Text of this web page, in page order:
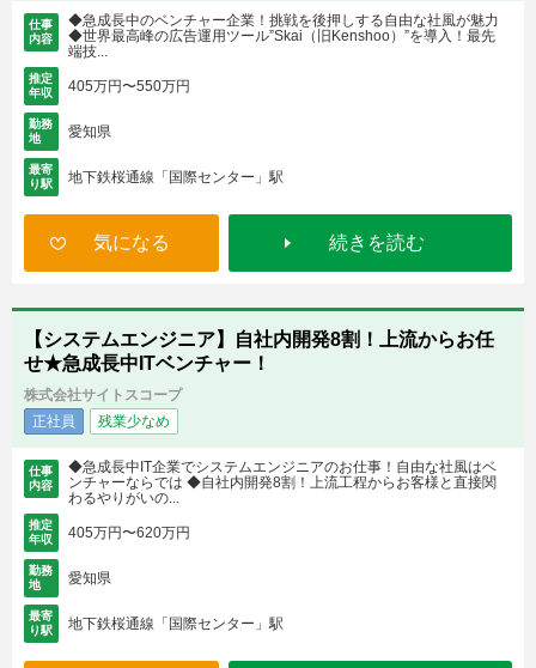
仕事
内容
◆急成長中のベンチャー企業！挑戦を後押しする自由な社風が魅力
◆世界最高峰の広告運用ツール”Skai（旧Kenshoo）”を導入！最先
端技...
推定
年収
405万円〜550万円
勤務
地
愛知県
最寄
り駅
地下鉄桜通線「国際センター」駅
気になる 続きを読む
【システムエンジニア】自社内開発8割！上流からお任
せ★急成長中ITベンチャー！
株式会社サイトスコープ
正社員
残業少なめ
仕事
内容
◆急成長中IT企業でシステムエンジニアのお仕事！自由な社風はベ
ンチャーならでは ◆自社内開発8割！上流工程からお客様と直接関
わるやりがいの...
推定
年収
405万円〜620万円
勤務
地
愛知県
最寄
り駅
地下鉄桜通線「国際センター」駅